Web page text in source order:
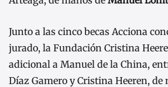
Junto a las cinco becas Acciona
jurado, la Fundación Cristina
adicional a Manuel de la China,
Díaz Gamero y Cristina Heeren, de